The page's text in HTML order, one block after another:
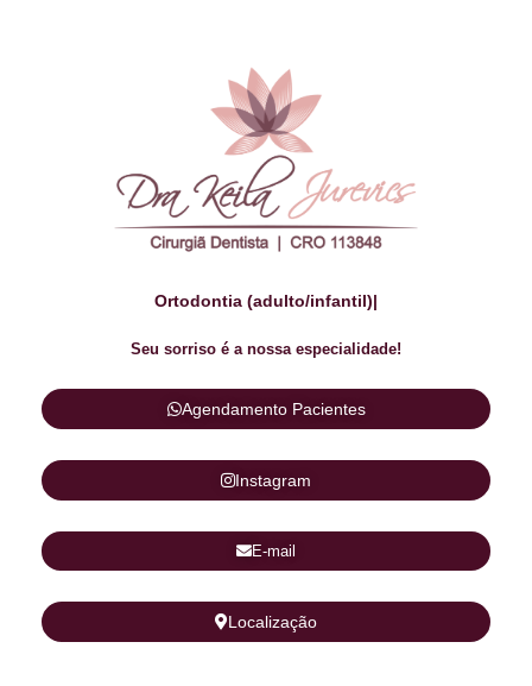
Ortodontia (adulto/infantil)|
Seu sorriso é a nossa especialidade!
Agendamento Pacientes
Instagram
E-mail
Localização